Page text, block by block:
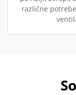
različne